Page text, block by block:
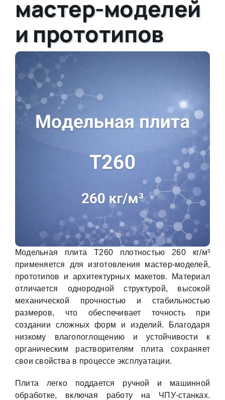
мастер-моделей
и прототипов
Модельная плита Т260 плотностью 260 кг/м³
применяется для изготовления мастер-моделей,
прототипов и архитектурных макетов. Материал
отличается однородной структурой, высокой
механической прочностью и стабильностью
размеров, что обеспечивает точность при
создании сложных форм и изделий. Благодаря
низкому влагопоглощению и устойчивости к
органическим растворителям плита сохраняет
свои свойства в процессе эксплуатации.
Плита легко поддается ручной и машинной
обработке, включая работу на ЧПУ-станках.